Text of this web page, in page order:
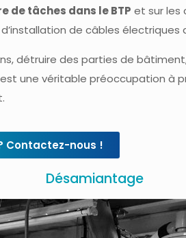
de tâches dans le BTP et sur les
de câbles électriques
détruire des parties de
une véritable préoccupation à
Contactez-nous !
Désamiantage